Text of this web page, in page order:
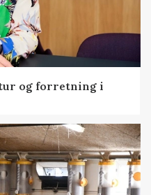
og forretning i